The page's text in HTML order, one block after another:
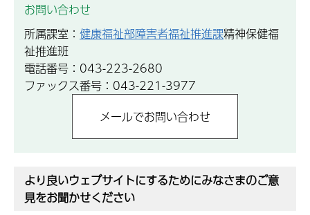
お問い合わせ
所属課室： 健康福祉部障害者福祉推進課精神保健福
祉推進班
電話番号：043-223-2680
ファックス番号：043-221-3977
より良いウェブサイトにするためにみなさまのご意
見をお聞かせください